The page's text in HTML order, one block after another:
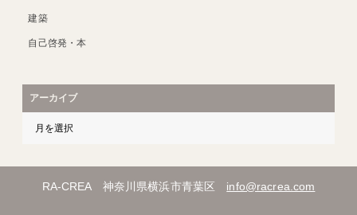
建築
自己啓発・本
アーカイブ
RA-CREA 神奈川県横浜市青葉区 info@racrea.com